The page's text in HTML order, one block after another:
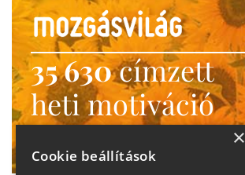
35 630címzett
heti motiváció
Ne maradj le!
×
Cookie beállítások